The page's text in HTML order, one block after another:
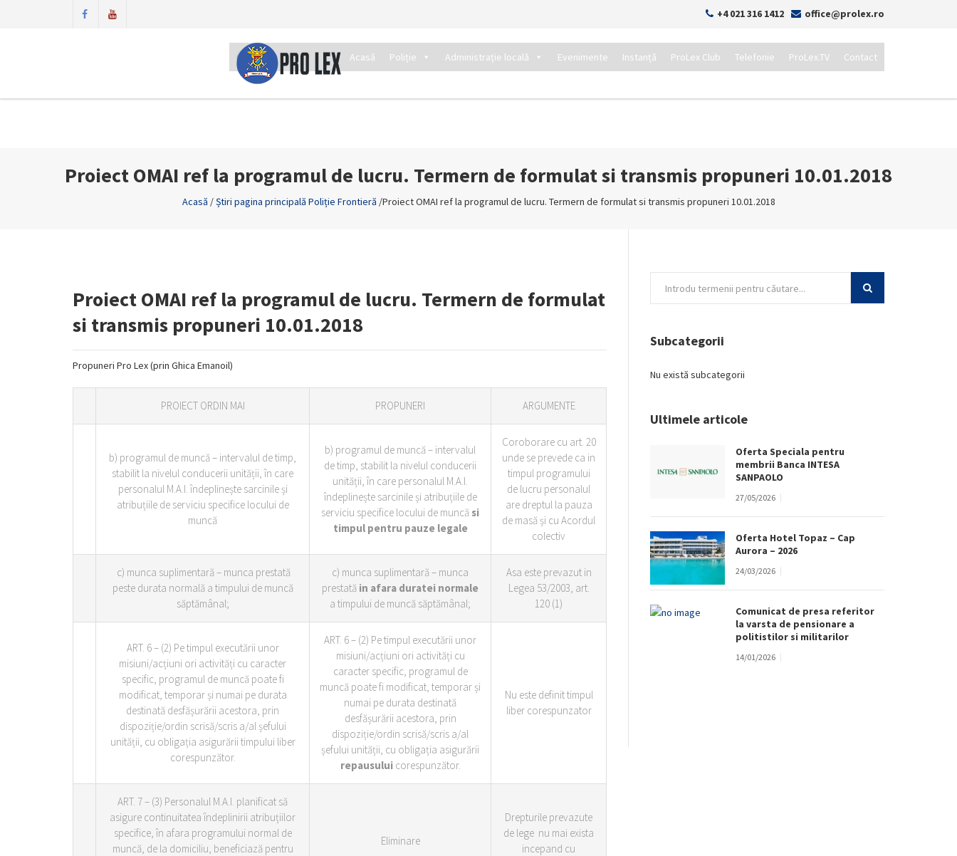
+4 021 316 1412 office@prolex.ro
Acasă Poliție Administrație locală Evenimente Instanță ProLex Club Telefonie ProLex.TV Contact
Proiect OMAI ref la programul de lucru. Termern de formulat si transmis propuneri 10.01.2018
Acasă /Știri pagina principală Poliție Frontieră /Proiect OMAI ref la programul de lucru. Termern de formulat si transmis propuneri 10.01.2018
Proiect OMAI ref la programul de lucru. Termern de formulat
si transmis propuneri 10.01.2018
Propuneri Pro Lex (prin Ghica Emanoil)
PROIECT ORDIN MAI PROPUNERI ARGUMENTE
b) programul de muncă – intervalul de timp,
stabilit la nivelul conducerii unității, în care
personalul M.A.I. îndeplinește sarcinile și
atribuțiile de serviciu specifice locului de
muncă
b) programul de muncă – intervalul
de timp, stabilit la nivelul conducerii
unității, în care personalul M.A.I.
îndeplinește sarcinile și atribuțiile de
serviciu specifice locului de muncă si
timpul pentru pauze legale
Coroborare cu art. 20
unde se prevede ca in
timpul programului
de lucru personalul
are dreptul la pauza
de masă și cu Acordul
colectiv
c) munca suplimentară – munca prestată
peste durata normală a timpului de muncă
săptămânal;
c) munca suplimentară – munca
prestată in afara duratei normale
a timpului de muncă săptămânal;
Asa este prevazut in
Legea 53/2003, art.
120 (1)
ART. 6 – (2) Pe timpul executării unor
misiuni/acțiuni ori activități cu caracter
specific, programul de muncă poate fi
modificat, temporar și numai pe durata
destinată desfășurării acestora, prin
dispoziție/ordin scrisă/scris a/al șefului
unității, cu obligația asigurării timpului liber
corespunzător.
ART. 6 – (2) Pe timpul executării unor
misiuni/acțiuni ori activități cu
caracter specific, programul de
muncă poate fi modificat, temporar și
numai pe durata destinată
desfășurării acestora, prin
dispoziție/ordin scrisă/scris a/al
șefului unității, cu obligația asigurării
repausului corespunzător.
Nu este definit timpul
liber corespunzator
ART. 7 – (3) Personalul M.A.I. planificat să
asigure continuitatea îndeplinirii atribuțiilor
specifice, în afara programului normal de
muncă, de la domiciliu, beneficiază pentru
Eliminare
Drepturile prevazute
de lege nu mai exista
incepand cu
Subcategorii
Nu există subcategorii
Ultimele articole
Oferta Speciala pentru
membrii Banca INTESA
SANPAOLO
27/05/2026
Oferta Hotel Topaz – Cap
Aurora – 2026
24/03/2026
Comunicat de presa referitor
la varsta de pensionare a
politistilor si militarilor
14/01/2026